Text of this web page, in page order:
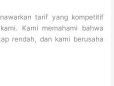
tarif yang kompetitif
Kami memahami bahwa
rendah, dan kami berusaha